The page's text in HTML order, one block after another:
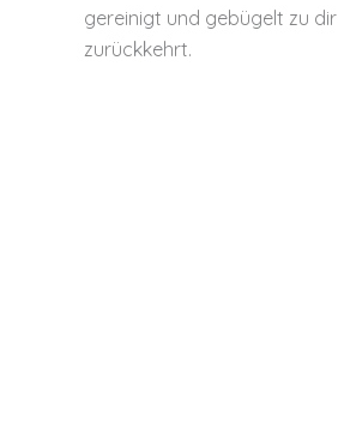
gereinigt und gebügelt zu dir
zurückkehrt.